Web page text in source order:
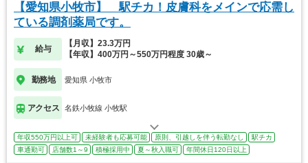
【愛知県小牧市】 駅チカ！皮膚科をメインで応需し
ている調剤薬局です。
給与
【月収】23.3万円
【年収】400万円～550万円程度 30歳～
勤務地 愛知県 小牧市
アクセス 名鉄小牧線 小牧駅
年収550万円以上可 未経験者も応募可能 原則、引越しを伴う転勤なし
駅チカ
車通勤可
店舗数1～9 積極採用中 夏～秋入職可 年間休日120日以上